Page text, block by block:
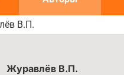
В.П.
Журавлёв В.П.